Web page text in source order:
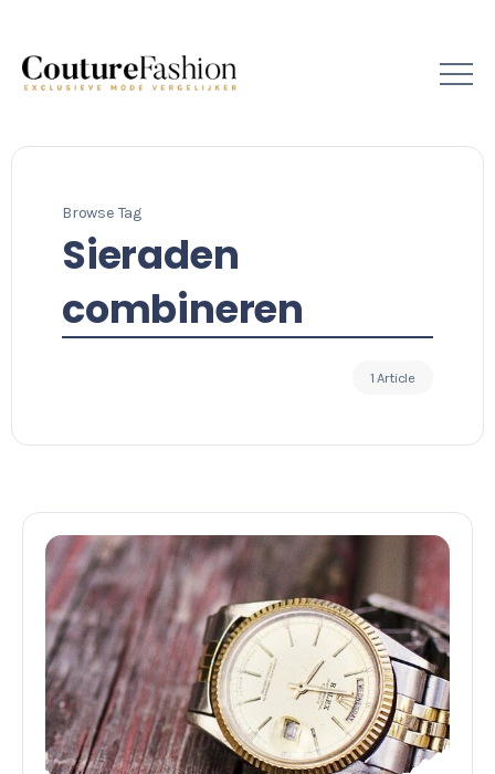
Browse Tag
Sieraden
combineren
1 Article